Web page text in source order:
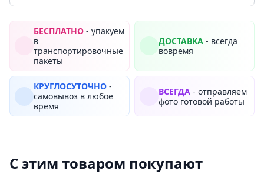
БЕСПЛАТНО - упакуем
в
транспортировочные
пакеты
ДОСТАВКА - всегда
вовремя
КРУГЛОСУТОЧНО -
самовывоз в любое
время
ВСЕГДА - отправляем
фото готовой работы
С этим товаром покупают